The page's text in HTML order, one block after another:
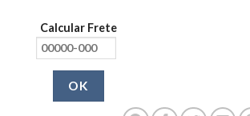
Calcular Frete
OK